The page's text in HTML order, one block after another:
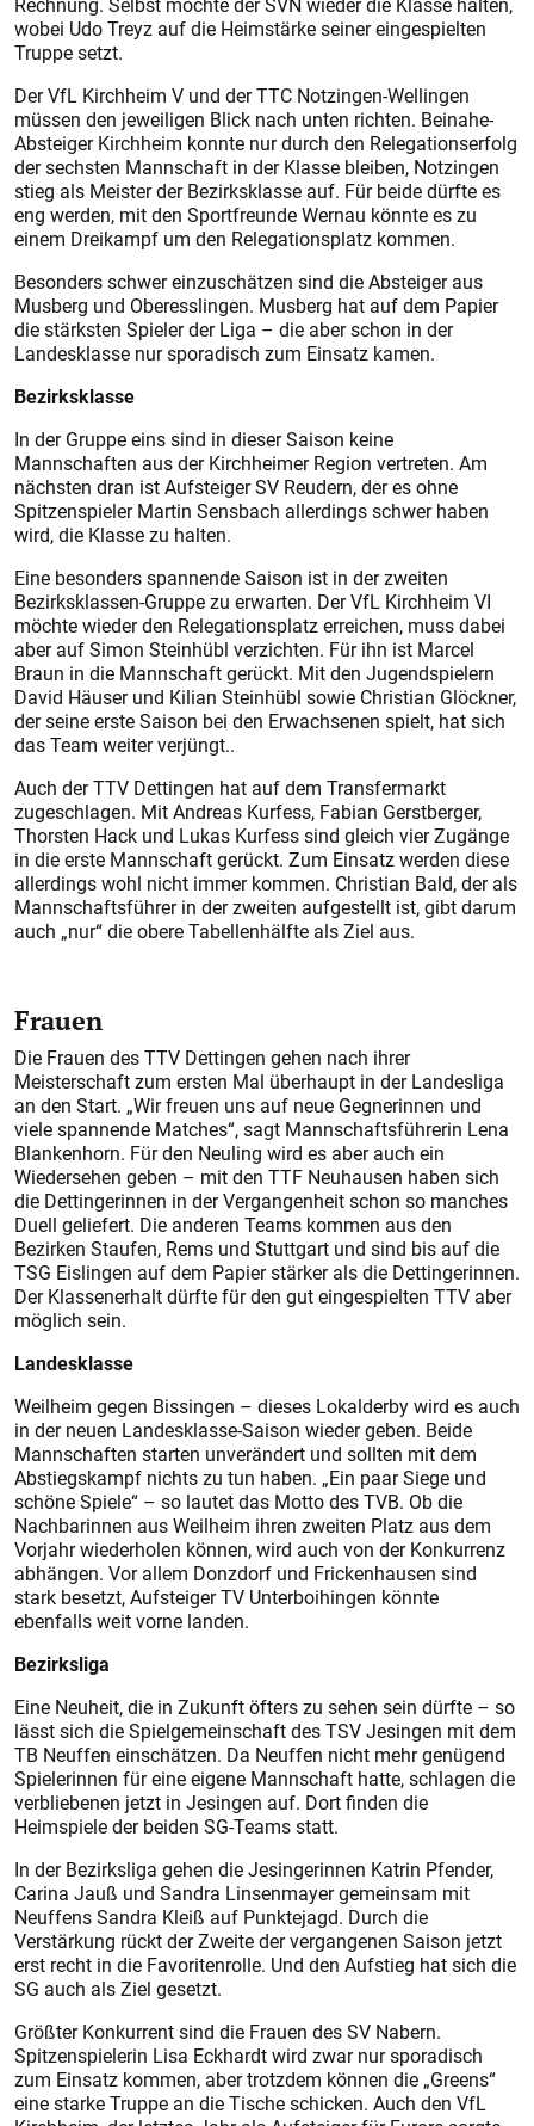
wobei Udo Treyz auf die Heimstärke seiner eingespielten
Truppe setzt.
Der VfL Kirchheim V und der TTC Notzingen-Wellingen
müssen den jeweiligen Blick nach unten richten. Beinahe-
Absteiger Kirchheim konnte nur durch den Relegationserfolg
der sechsten Mannschaft in der Klasse bleiben, Notzingen
stieg als Meister der Bezirksklasse auf. Für beide dürfte es
eng werden, mit den Sportfreunde Wernau könnte es zu
einem Dreikampf um den Relegationsplatz kommen.
Besonders schwer einzuschätzen sind die Absteiger aus
Musberg und Oberesslingen. Musberg hat auf dem Papier
die stärksten Spieler der Liga – die aber schon in der
Landesklasse nur sporadisch zum Einsatz kamen.
Bezirksklasse
In der Gruppe eins sind in dieser Saison keine
Mannschaften aus der Kirchheimer Region vertreten. Am
nächsten dran ist Aufsteiger SV Reudern, der es ohne
Spitzenspieler Martin Sensbach allerdings schwer haben
wird, die Klasse zu halten.
Eine besonders spannende Saison ist in der zweiten
Bezirksklassen-Gruppe zu erwarten. Der VfL Kirchheim VI
möchte wieder den Relegationsplatz erreichen, muss dabei
aber auf Simon Steinhübl verzichten. Für ihn ist Marcel
Braun in die Mannschaft gerückt. Mit den Jugendspielern
David Häuser und Kilian Steinhübl sowie Christian Glöckner,
der seine erste Saison bei den Erwachsenen spielt, hat sich
das Team weiter verjüngt..
Auch der TTV Dettingen hat auf dem Transfermarkt
zugeschlagen. Mit Andreas Kurfess, Fabian Gerstberger,
Thorsten Hack und Lukas Kurfess sind gleich vier Zugänge
in die erste Mannschaft gerückt. Zum Einsatz werden diese
allerdings wohl nicht immer kommen. Chris­tian Bald, der als
Mannschaftsführer in der zweiten aufgestellt ist, gibt darum
auch „nur“ die obere Tabellenhälfte als Ziel aus.
Frauen
Die Frauen des TTV Dettingen gehen nach ihrer
Meisterschaft zum ersten Mal überhaupt in der Landesliga
an den Start. „Wir freuen uns auf neue Gegnerinnen und
viele spannende Matches“, sagt Mannschaftsführerin Lena
Blankenhorn. Für den Neuling wird es aber auch ein
Wiedersehen geben – mit den TTF Neuhausen haben sich
die Dettingerinnen in der Vergangenheit schon so manches
Duell geliefert. Die anderen Teams kommen aus den
Bezirken Staufen, Rems und Stuttgart und sind bis auf die
TSG Eislingen auf dem Papier stärker als die Dettingerinnen.
Der Klassenerhalt dürfte für den gut eingespielten TTV aber
möglich sein.
Landesklasse
Weilheim gegen Bissingen – dieses Lokalderby wird es auch
in der neuen Landesklasse-Saison wieder geben. Beide
Mannschaften starten unverändert und sollten mit dem
Abstiegskampf nichts zu tun haben. „Ein paar Siege und
schöne Spiele“ – so lautet das Motto des TVB. Ob die
Nachbarinnen aus Weilheim ihren zweiten Platz aus dem
Vorjahr wiederholen können, wird auch von der Konkurrenz
abhängen. Vor allem Donzdorf und Frickenhausen sind
stark besetzt, Aufsteiger TV Unterboihingen könnte
ebenfalls weit vorne landen.
Bezirksliga
Eine Neuheit, die in Zukunft öfters zu sehen sein dürfte – so
lässt sich die Spielgemeinschaft des TSV Jesingen mit dem
TB Neuffen einschätzen. Da Neuffen nicht mehr genügend
Spielerinnen für eine eigene Mannschaft hatte, schlagen die
verbliebenen jetzt in Jesingen auf. Dort finden die
Heimspiele der beiden SG-Teams statt.
In der Bezirksliga gehen die Jesingerinnen Katrin Pfender,
Carina Jauß und Sandra Linsenmayer gemeinsam mit
Neuffens Sandra Kleiß auf Punktejagd. Durch die
Verstärkung rückt der Zweite der vergangenen Saison jetzt
erst recht in die Favoritenrolle. Und den Aufstieg hat sich die
SG auch als Ziel gesetzt.
Größter Konkurrent sind die Frauen des SV Nabern.
Spitzenspielerin Lisa Eckhardt wird zwar nur sporadisch
zum Einsatz kommen, aber trotzdem können die „Greens“
eine starke Truppe an die Tische schicken. Auch den VfL